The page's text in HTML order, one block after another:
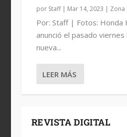
por Staff| Mar 14, 2023 | Zona
Por: Staff | Fotos: Honda
anunció el pasado viernes
nueva...
LEER MÁS
REVISTA DIGITAL